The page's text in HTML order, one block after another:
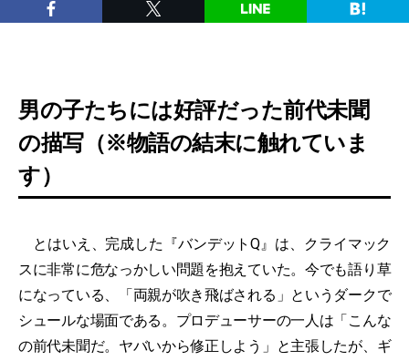
男の子たちには好評だった前代未聞
の描写（※物語の結末に触れていま
す）
とはいえ、完成した『バンデットQ』は、クライマック
スに非常に危なっかしい問題を抱えていた。今でも語り草
になっている、「両親が吹き飛ばされる」というダークで
シュールな場面である。プロデューサーの一人は「こんな
の前代未聞だ。ヤバいから修正しよう」と主張したが、ギ